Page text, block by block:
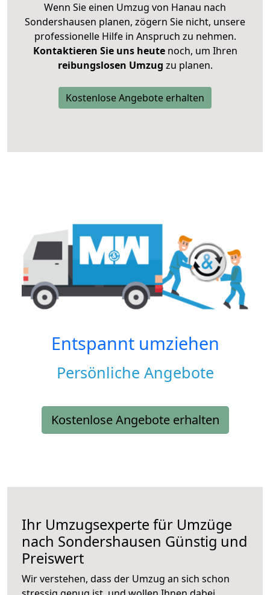
Wenn Sie einen Umzug von Hanau nach
Sondershausen planen, zögern Sie nicht, unsere
professionelle Hilfe in Anspruch zu nehmen.
Kontaktieren Sie uns heutenoch, um Ihren
reibungslosen Umzug zu planen.
Kostenlose Angebote erhalten
Entspannt umziehen
Persönliche Angebote
Kostenlose Angebote erhalten
Ihr Umzugsexperte für Umzüge
nach Sondershausen Günstig und
Preiswert
Wir verstehen, dass der Umzug an sich schon